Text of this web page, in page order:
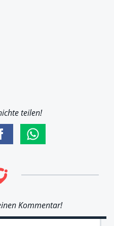
teilen!
Kommentar!